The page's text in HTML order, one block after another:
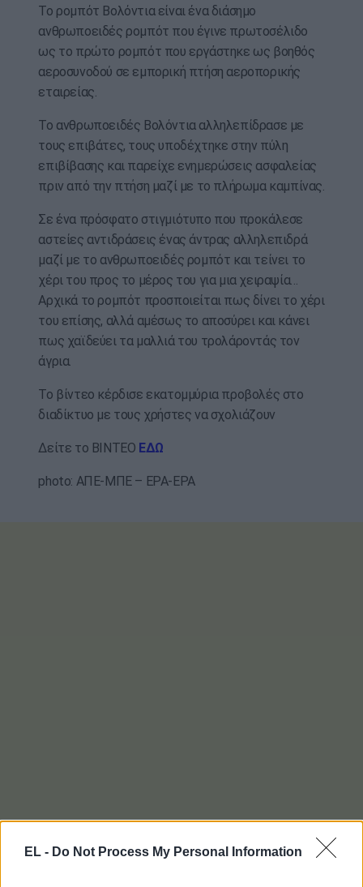
EL - Do Not Process My Personal Information
Το ρομπότ Βολόντια είναι ένα διάσημο
ανθρωποειδές ρομπότ που έγινε πρωτοσέλιδο
ως το πρώτο ρομπότ που εργάστηκε ως βοηθός
αεροσυνοδού σε εμπορική πτήση αεροπορικής
εταιρείας.
Το ανθρωποειδές Βολόντια αλληλεπίδρασε με
τους επιβάτες, τους υποδέχτηκε στην πύλη
επιβίβασης και παρείχε ενημερώσεις ασφαλείας
πριν από την πτήση μαζί με το πλήρωμα καμπίνας.
Σε ένα πρόσφατο στιγμιότυπο που προκάλεσε
αστείες αντιδράσεις ένας άντρας αλληλεπιδρά
μαζί με το ανθρωποειδές ρομπότ και τείνει το
χέρι του προς το μέρος του για μια χειραψία…
Αρχικά το ρομπότ προσποιείται πως δίνει το χέρι
του επίσης, αλλά αμέσως το αποσύρει και κάνει
πως χαϊδεύει τα μαλλιά του τρολάροντάς τον
άγρια.
Το βίντεο κέρδισε εκατομμύρια προβολές στο
διαδίκτυο με τους χρήστες να σχολιάζουν
Δείτε το ΒΙΝΤΕΟ ΕΔΩ
photo: ΑΠΕ-ΜΠΕ – EPA-EPA